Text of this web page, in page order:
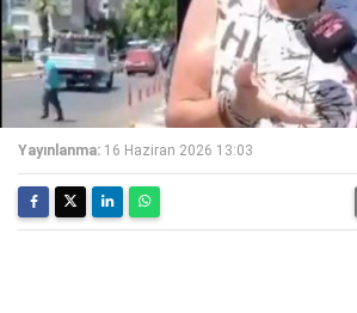
Yayınlanma: 16 Haziran 2026 13:03